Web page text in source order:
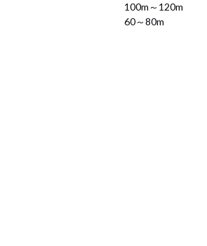
100m～120m
60～80m